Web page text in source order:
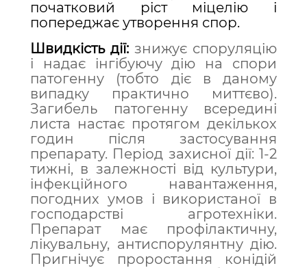
початковий ріст міцелію і
попереджає утворення спор.
Швидкість дії: знижує споруляцію
і надає інгібуючу дію на спори
патогенну (тобто діє в даному
випадку практично миттєво).
Загибель патогенну всередині
листа настає протягом декількох
годин після застосування
препарату. Період захисної дії: 1-2
тижні, в залежності від культури,
інфекційного навантаження,
погодних умов і використаної в
господарстві агротехніки.
Препарат має профілактичну,
лікувальну, антиспорулянтну дію.
Пригнічує проростання конідій